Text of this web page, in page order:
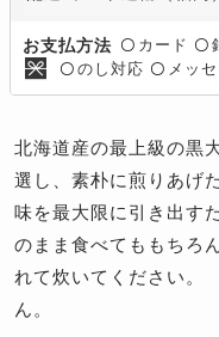
お支払方法 〇 カード 〇
〇 のし対応 〇 メッ
北海道産の最上級の黒
選し、素朴に煎りあげ
味を最大限に引き出す
のまま食べてももちろ
れて炊いてください。
ん。